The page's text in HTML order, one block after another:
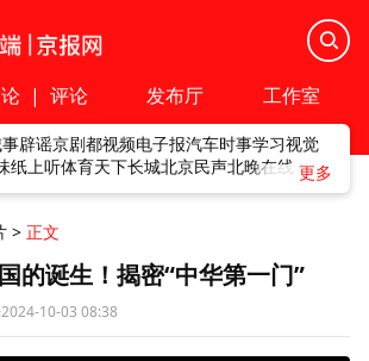
| 评论 发布厅 工作室
辟谣京剧都视频电子报汽车时事学习视觉
纸上听体育天下长城北京民声北晚在线
> 正文
的诞生！揭密“中华第一门”
2024-10-03 08:38